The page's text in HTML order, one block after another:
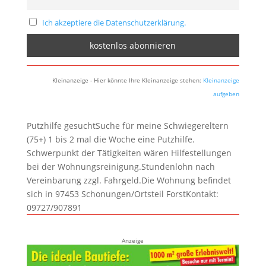
Ich akzeptiere die Datenschutzerklärung.
Kleinanzeige - Hier könnte Ihre Kleinanzeige stehen: Kleinanzeige
aufgeben
Putzhilfe gesuchtSuche für meine Schwiegereltern
(75+) 1 bis 2 mal die Woche eine Putzhilfe.
Schwerpunkt der Tätigkeiten wären Hilfestellungen
bei der Wohnungsreinigung.Stundenlohn nach
Vereinbarung zzgl. Fahrgeld.Die Wohnung befindet
sich in 97453 Schonungen/Ortsteil ForstKontakt:
09727/907891
Anzeige